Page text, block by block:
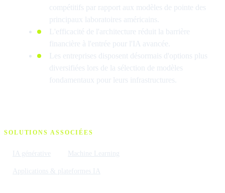
compétitifs par rapport aux modèles de pointe des
principaux laboratoires américains.
L'efficacité de l'architecture réduit la barrière
financière à l'entrée pour l'IA avancée.
Les entreprises disposent désormais d'options plus
diversifiées lors de la sélection de modèles
fondamentaux pour leurs infrastructures.
SOLUTIONS ASSOCIÉES
IA générative Machine Learning
Applications & plateformes IA